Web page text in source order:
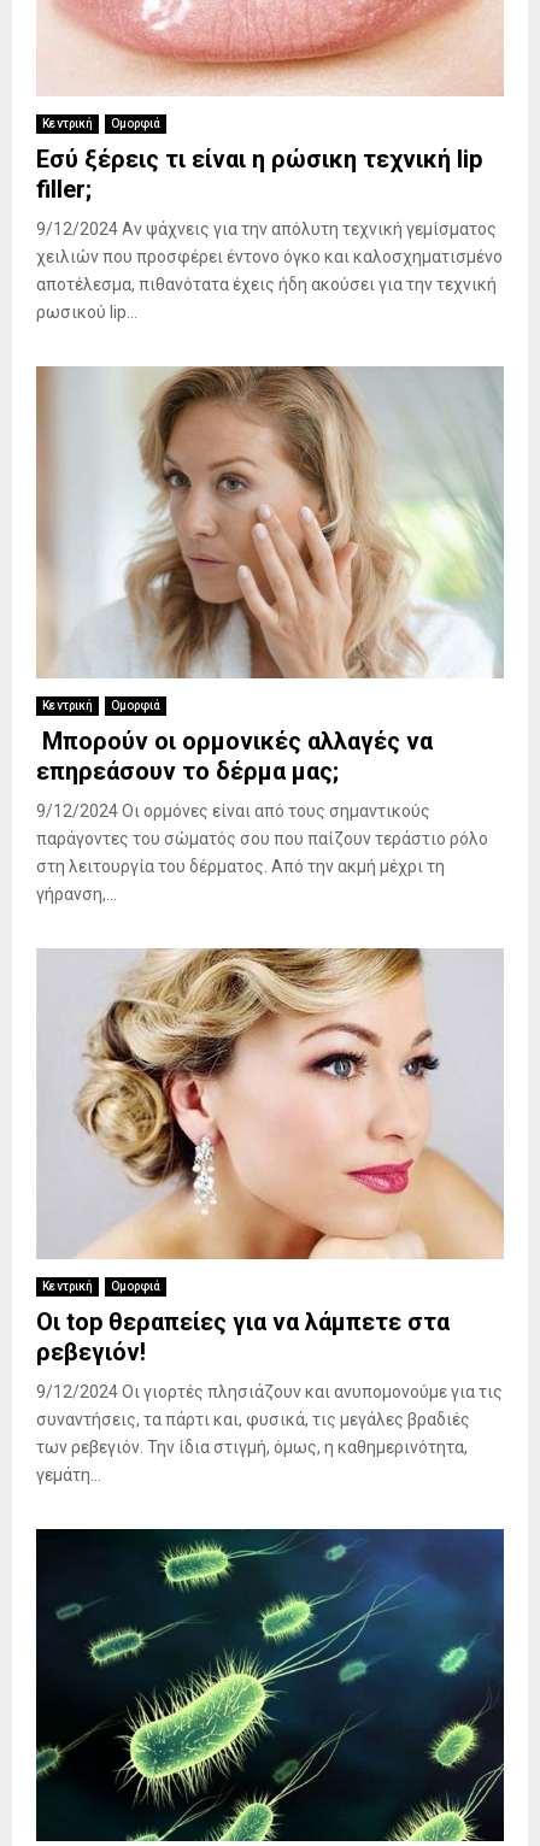
Κεντρική Ομορφιά
Εσύ ξέρεις τι είναι η ρώσικη τεχνική lip
filler;
9/12/2024 Αν ψάχνεις για την απόλυτη τεχνική γεμίσματος
χειλιών που προσφέρει έντονο όγκο και καλοσχηματισμένο
αποτέλεσμα, πιθανότατα έχεις ήδη ακούσει για την τεχνική
ρωσικού lip...
Κεντρική Ομορφιά
Μπορούν οι ορμονικές αλλαγές να
επηρεάσουν το δέρμα μας;
9/12/2024 Οι ορμόνες είναι από τους σημαντικούς
παράγοντες του σώματός σου που παίζουν τεράστιο ρόλο
στη λειτουργία του δέρματος. Από την ακμή μέχρι τη
γήρανση,...
Κεντρική Ομορφιά
Οι top θεραπείες για να λάμπετε στα
ρεβεγιόν!
9/12/2024 Οι γιορτές πλησιάζουν και ανυπομονούμε για τις
συναντήσεις, τα πάρτι και, φυσικά, τις μεγάλες βραδιές
των ρεβεγιόν. Την ίδια στιγμή, όμως, η καθημερινότητα,
γεμάτη...